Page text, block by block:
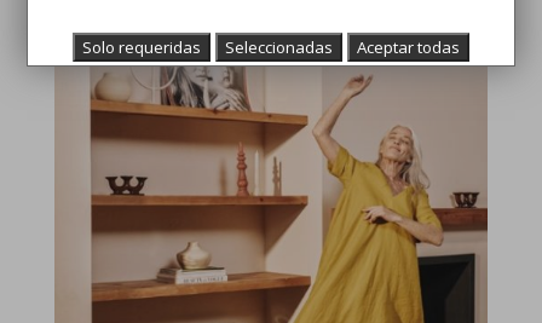
Solo requeridas Seleccionadas Aceptar todas